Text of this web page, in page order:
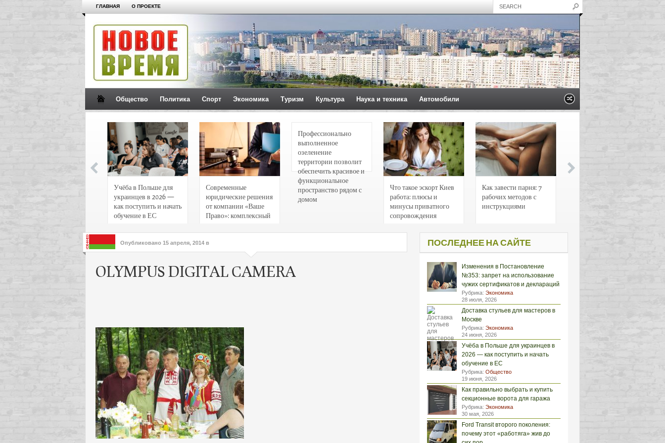
ГЛАВНАЯ О ПРОЕКТЕ
Общество Политика Спорт Экономика Туризм Культура Наука и техника Автомобили
Учёба в Польше для
украинцев в 2026 —
как поступить и начать
обучение в ЕС
Современные
юридические решения
от компании «Ваше
Право»: комплексный
интересов клиентов
Профессионально
выполненное
озеленение
территории позволит
обеспечить красивое и
функциональное
пространство рядом с
домом
Что такое эскорт Киев
работа: плюсы и
минусы приватного
сопровождения
Как завести парня: 7
рабочих методов с
инструкциями
Опубликовано 15 апреля, 2014 в
OLYMPUS DIGITAL CAMERA
ПОСЛЕДНЕЕ НА САЙТЕ
Изменения в Постановление
№353: запрет на использование
чужих сертификатов и деклараций
Рубрика: Экономика
28 июля, 2026
Доставка стульев для мастеров в
Москве
Рубрика: Экономика
24 июня, 2026
Учёба в Польше для украинцев в
2026 — как поступить и начать
обучение в ЕС
Рубрика: Общество
19 июня, 2026
Как правильно выбрать и купить
секционные ворота для гаража
Рубрика: Экономика
30 мая, 2026
Ford Transit второго поколения:
почему этот «работяга» жив до